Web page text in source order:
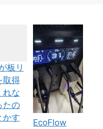
板リ
取得
れな
たの
かす
EcoFlow